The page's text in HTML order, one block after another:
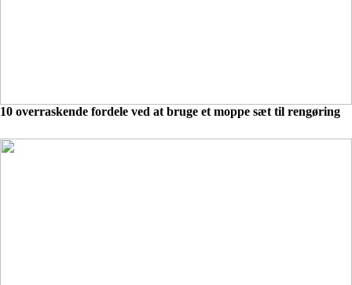
10 overraskende fordele ved at bruge et moppe sæt til rengøring